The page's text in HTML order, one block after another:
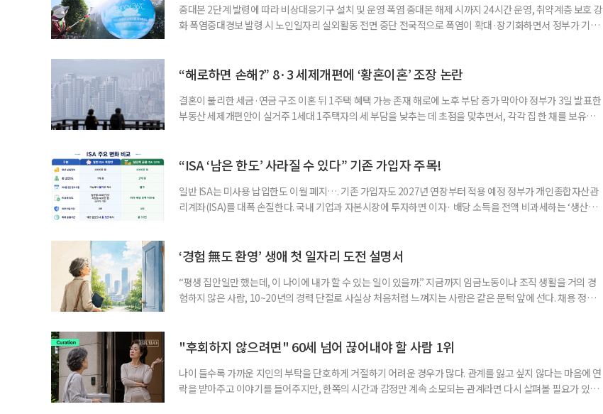
중대본 2단계 발령에 따라 비상대응기구 설치 및 운영 폭염 중대본 해제 시까지 24시간 운영, 취약계층 보호 강
화 폭염중대경보 발령 시 노인일자리 실외활동 전면 중단 전국적으로 폭염이 확대·장기화하면서 정부가 기존
책본부(중대본) 2단계(심각)가 발령된 이후에도 폭염이 전국적으로 확대되고 장기화한 데 따른 것이다. 기존에
“해로하면 손해?” 8·3 세제개편에 ‘황혼이혼’ 조장 논란
결혼이 불리한 세금·연금 구조 이혼 뒤 1주택 혜택 가능 존재 해로에 노후 부담 증가 막아야 정부가 3일 발표한
부동산 세제개편안이 실거주 1세대 1주택자의 세 부담을 낮추는 데 초점을 맞추면서, 각각 집 한 채를 보유한
부가 각자 집 한 채씩을 보유하면 한 세대가 두 채를 가진 것으로 보지만, 실제 이혼해 주거와 생계를 분
“ISA ‘남은 한도’ 사라질 수 있다” 기존 가입자 주목!
일반 ISA는 미사용 납입한도 이월 폐지…. 기존 가입자도 2027년 연장부터 적용 예정 정부가 개인종합자산관
리계좌(ISA)를 대폭 손질한다. 국내 기업과 자본시장에 투자하면 이자· 배당 소득을 전액 비과세하는 ‘생산적
기 때문이다. 지난 3일 발표된 세제개편안이 국회 통과 후 그대로 시행된다면 법 시행 전 본
‘경험 無도 환영’ 생애 첫 일자리 도전 설명서
“평생 집안일만 했는데, 이 나이에 내가 할 수 있는 일이 있을까.” 지금까지 임금노동이나 조직 생활을 거의 경
험하지 않은 사람, 10~20년의 경력 단절로 사실상 처음처럼 느껴지는 사람은 같은 문턱 앞에 선다. 채용 정보를
경험이 풍부한 고령자는 중요한 국가 자원이다. 박경하 한국노인인력개발원 선임연구위
"후회하지 않으려면" 60세 넘어 끊어내야 할 사람 1위
나이 들수록 가까운 지인의 부탁을 단호하게 거절하기 어려운 경우가 많다. 관계를 잃고 싶지 않다는 마음에 연
락을 받아주고 이야기를 들어주지만, 한쪽의 시간과 감정만 계속 소모되는 관계라면 다시 살펴볼 필요가 있다.